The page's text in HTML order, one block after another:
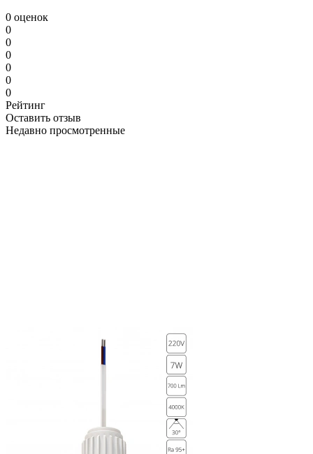
0 оценок
0
0
0
0
0
0
Рейтинг
Оставить отзыв
Недавно просмотренные